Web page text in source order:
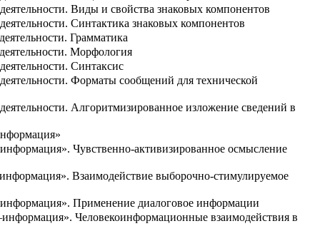
Виды и свойства знаковых компонентов
Cинтактика знаковых компонентов
Грамматика
Морфология
Синтаксис
Форматы сообщений для технической
Алгоритмизированное изложение сведений в
Чувственно-активизированное осмысление
Взаимодействие выборочно-стимулируемое
Применение диалоговое информации
Человекоинформационные взаимодействия в